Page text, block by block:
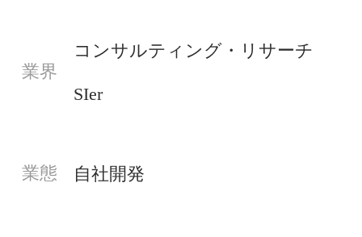
業界
コンサルティング・リサーチ
SIer
業態 自社開発